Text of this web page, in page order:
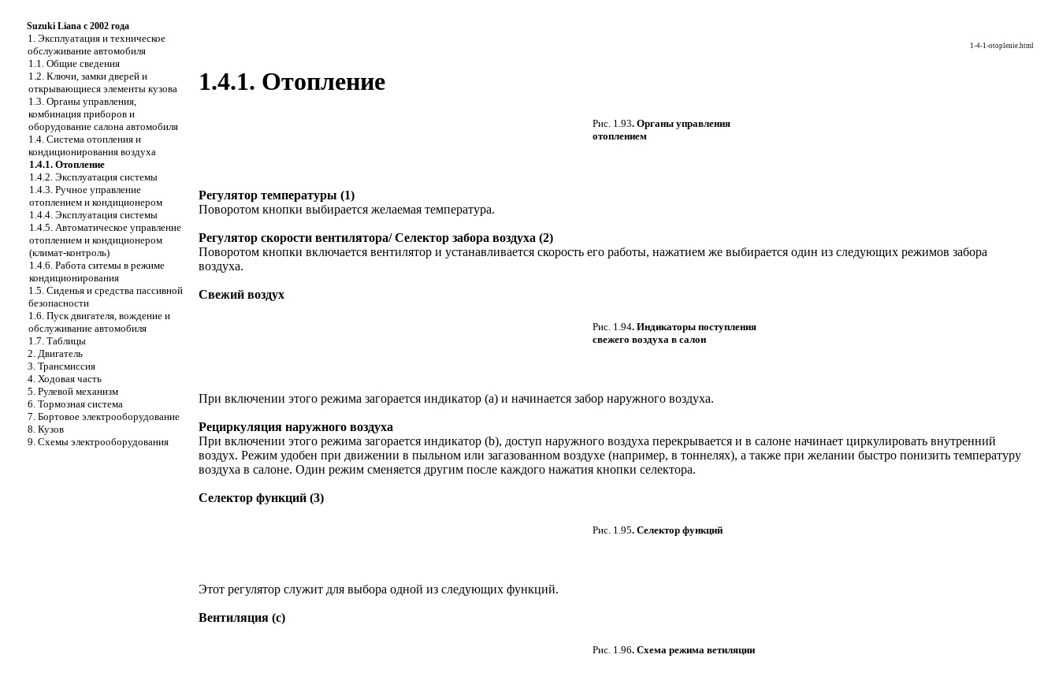
Suzuki Liana с 2002 года
1. Эксплуатация и техническое
обслуживание автомобиля
1.1. Общие сведения
1.2. Ключи, замки дверей и
открывающиеся элементы кузова
1.3. Органы управления,
комбинация приборов и
оборудование салона автомобиля
1.4. Система отопления и
кондиционирования воздуха
1.4.1. Отопление
1.4.2. Эксплуатация системы
1.4.3. Ручное управление
отоплением и кондиционером
1.4.4. Эксплуатация системы
1.4.5. Автоматическое управление
отоплением и кондиционером
(климат-контроль)
1.4.6. Работа ситемы в режиме
кондиционирования
1.5. Сиденья и средства пассивной
безопасности
1.6. Пуск двигателя, вождение и
обслуживание автомобиля
1.7. Таблицы
2. Двигатель
3. Трансмиссия
4. Ходовая часть
5. Рулевой механизм
6. Тормозная система
7. Бортовое электрооборудование
8. Кузов
9. Схемы электрооборудования
1-4-1-otoplenie.html
1.4.1. Отопление
Рис. 1.93. Органы управления
отоплением
Регулятор температуры (1)
Поворотом кнопки выбирается желаемая температура.
Регулятор скорости вентилятора/ Селектор забора воздуха (2)
Поворотом кнопки включается вентилятор и устанавливается скорость его работы, нажатием же выбирается один из следующих режимов забора
воздуха.
Свежий воздух
Рис. 1.94. Индикаторы поступления
свежего воздуха в салон
При включении этого режима загорается индикатор (а) и начинается забор наружного воздуха.
Рециркуляция наружного воздуха
При включении этого режима загорается индикатор (b), доступ наружного воздуха перекрывается и в салоне начинает циркулировать внутренний
воздух. Режим удобен при движении в пыльном или загазованном воздухе (например, в тоннелях), а также при желании быстро понизить температуру
воздуха в салоне. Один режим сменяется другим после каждого нажатия кнопки селектора.
Селектор функций (3)
Рис. 1.95. Селектор функций
Этот регулятор служит для выбора одной из следующих функций.
Вентиляция (с)
Рис. 1.96. Схема режима ветиляции